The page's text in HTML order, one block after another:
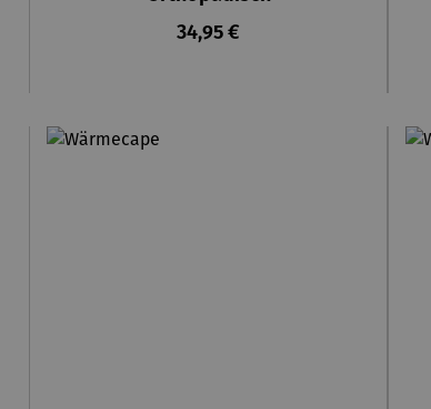
Regulärer Preis:
34,95 €